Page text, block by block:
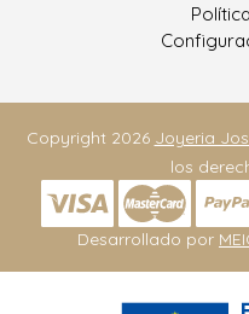
Copyright 2026 Joyeria
los
Desarrollado por